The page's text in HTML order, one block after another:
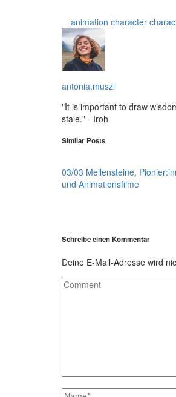
animation character
antonia.muszi
"It is important to draw
stale." - Iroh
Similar Posts
03/03 Meilensteine,
und Animationsfilme
Schreibe einen Kommentar
Deine E-Mail-Adresse wird